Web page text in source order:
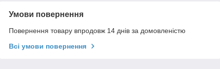
Умови повернення
Повернення товару впродовж 14 днів за домовленістю
Всі умови повернення